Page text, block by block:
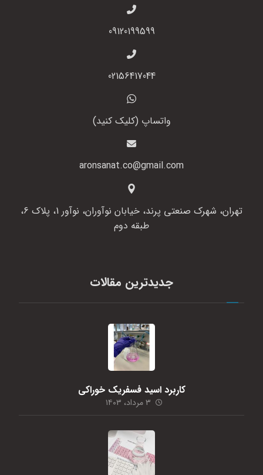
09120199599
02156417044
واتساپ (کلیک کنید)
aronsanat.co@gmail.com
تهران، شهرک صنعتی پرند، خیابان نوآوران، نوآور 1، پلاک 6،
طبقه دوم
جدیدترین مقالات
کاربرد اسید فسفریک خوراکی
۳ مرداد، ۱۴۰۳